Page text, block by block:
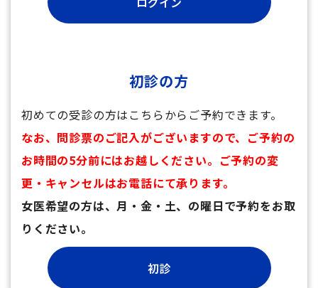
初診の方
初めての受診の方はこちらからご予約できます。
なお、問診票のご記入がございますので、ご予約の
お時間の5分前にはお越しください。ご予約の変
更・キャンセルはお電話にて承ります。
女医希望の方は、月・金・土、の曜日で予約をお取
りください。